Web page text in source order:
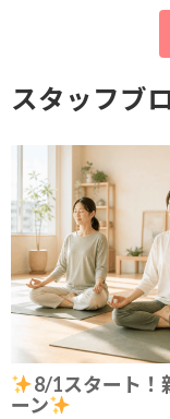
ブログ
ブログ
ブログ
スタッフブ
8/1スタート！
ーン